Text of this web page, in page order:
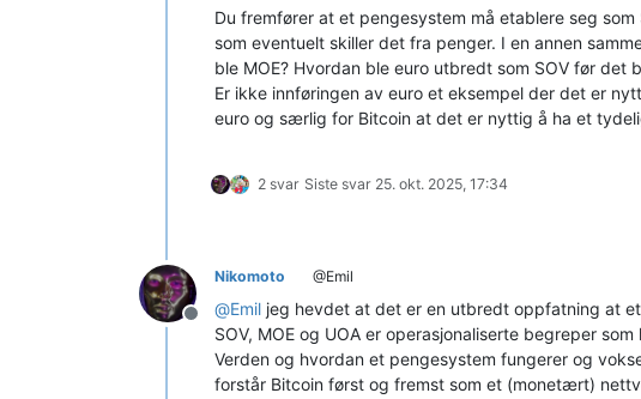
Du fremfører at et pengesystem må etablere seg
som eventuelt skiller det fra penger. I en annen
ble MOE? Hvordan ble euro utbredt som SOV før det
Er ikke innføringen av euro et eksempel der det er
euro og særlig for Bitcoin at det er nyttig å ha et
2 svar Siste svar 25. okt. 2025, 17:34
Frakoblet
Nikomoto @Emil
@Emil jeg hevdet at det er en utbredt oppfatning at
SOV, MOE og UOA er operasjonaliserte begreper
Verden og hvordan et pengesystem fungerer og
forstår Bitcoin først og fremst som et (monetært)